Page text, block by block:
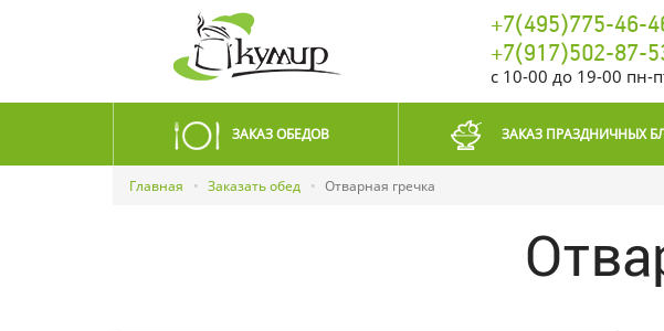
+7(495)775-46-
+7(917)502-87-
c 10-00 до 19-00 пн-
ЗАКАЗ ОБЕДОВ ЗАКАЗ ПРАЗДНИЧНЫХ
Главная Заказать обед Отварная гречка